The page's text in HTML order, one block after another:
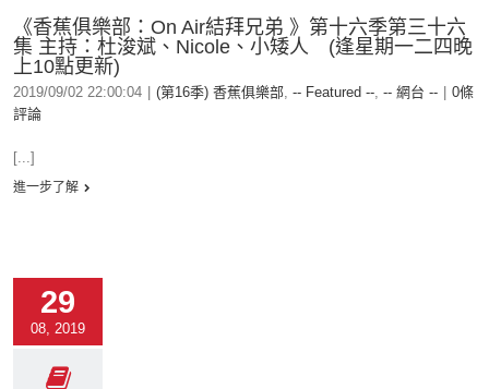
《香蕉俱樂部：On Air結拜兄弟 》第十六季第三十六
集 主持：杜浚斌、Nicole、小矮人 (逢星期一二四晚
上10點更新)
2019/09/02 22:00:04 (第16季) 香蕉俱樂部, -- Featured --, -- 網台 --
0條
評論
[...]
進一步了解
29
08, 2019